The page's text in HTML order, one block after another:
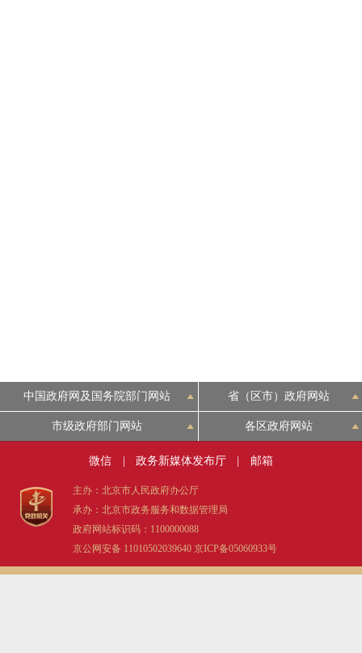
中国政府网及国务院部门网站 省（区市）政府网站
市级政府部门网站 各区政府网站
微信 政务新媒体发布厅 邮箱
主办：北京市人民政府办公厅
承办：北京市政务服务和数据管理局
政府网站标识码：1100000088
京公网安备 11010502039640 京ICP备05060933号